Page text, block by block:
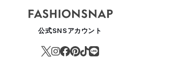
公式SNSアカウント